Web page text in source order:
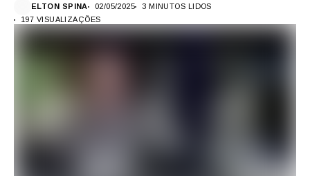
ELTON SPINA 02/05/2025
3 MINUTOS LIDOS
197 VISUALIZAÇÕES